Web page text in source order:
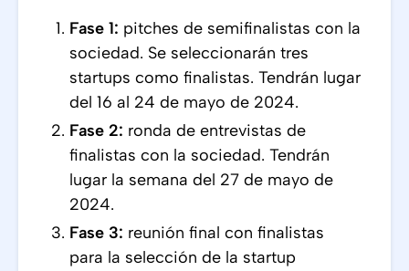
Fase 1: pitches de semifinalistas con la
sociedad. Se seleccionarán tres
startups como finalistas. Tendrán lugar
del 16 al 24 de mayo de 2024.
Fase 2: ronda de entrevistas de
finalistas con la sociedad. Tendrán
lugar la semana del 27 de mayo de
2024.
Fase 3: reunión final con finalistas
para la selección de la startup